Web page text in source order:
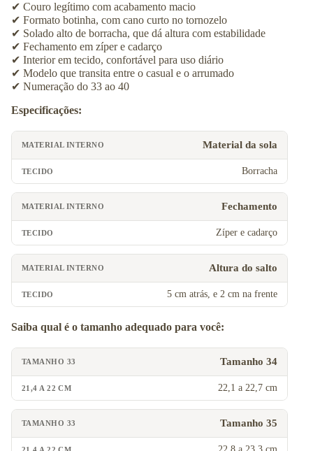
✔ Couro legítimo com acabamento macio
✔ Formato botinha, com cano curto no tornozelo
✔ Solado alto de borracha, que dá altura com estabilidade
✔ Fechamento em zíper e cadarço
✔ Interior em tecido, confortável para uso diário
✔ Modelo que transita entre o casual e o arrumado
✔ Numeração do 33 ao 40
Especificações:
Material da sola
Borracha
Fechamento
Zíper e cadarço
Altura do salto
5 cm atrás, e 2 cm na frente
Saiba qual é o tamanho adequado para você:
Tamanho 34
22,1 a 22,7 cm
Tamanho 35